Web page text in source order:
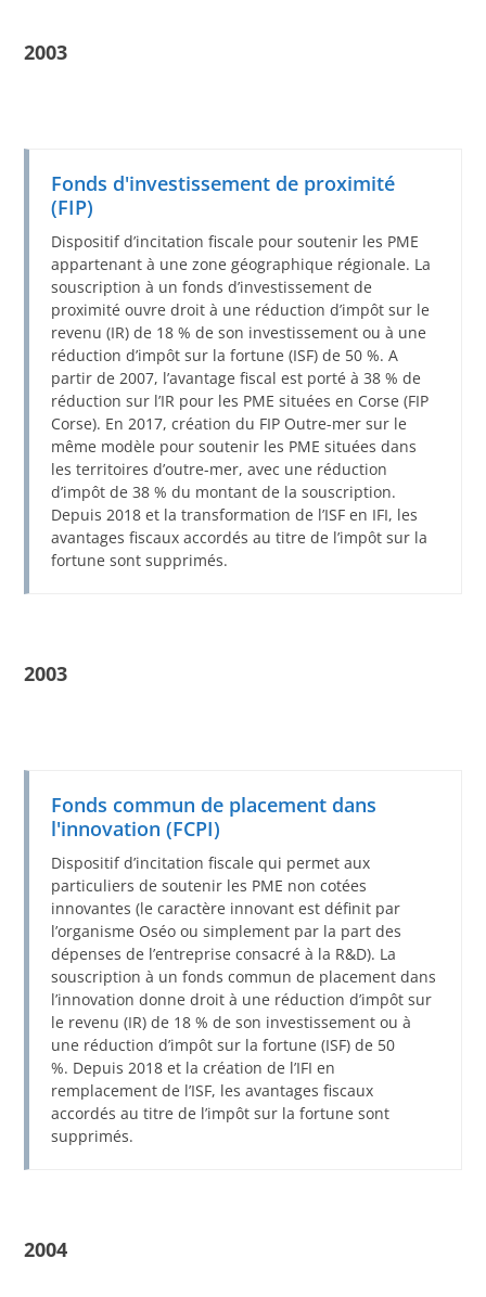
2003
Fonds d'investissement de proximité
(FIP)
Dispositif d’incitation fiscale pour soutenir les PME
appartenant à une zone géographique régionale. La
souscription à un fonds d’investissement de
proximité ouvre droit à une réduction d’impôt sur le
revenu (IR) de 18 % de son investissement ou à une
réduction d’impôt sur la fortune (ISF) de 50 %. A
partir de 2007, l’avantage fiscal est porté à 38 % de
réduction sur l’IR pour les PME situées en Corse (FIP
Corse). En 2017, création du FIP Outre-mer sur le
même modèle pour soutenir les PME situées dans
les territoires d’outre-mer, avec une réduction
d’impôt de 38 % du montant de la souscription.
Depuis 2018 et la transformation de l’ISF en IFI, les
avantages fiscaux accordés au titre de l’impôt sur la
fortune sont supprimés.
2003
Fonds commun de placement dans
l'innovation (FCPI)
Dispositif d’incitation fiscale qui permet aux
particuliers de soutenir les PME non cotées
innovantes (le caractère innovant est définit par
l’organisme Oséo ou simplement par la part des
dépenses de l’entreprise consacré à la R&D). La
souscription à un fonds commun de placement dans
l’innovation donne droit à une réduction d’impôt sur
le revenu (IR) de 18 % de son investissement ou à
une réduction d’impôt sur la fortune (ISF) de 50
%. Depuis 2018 et la création de l’IFI en
remplacement de l’ISF, les avantages fiscaux
accordés au titre de l’impôt sur la fortune sont
supprimés.
2004